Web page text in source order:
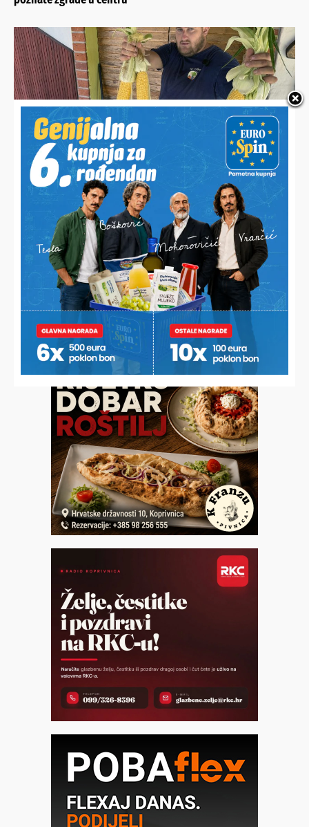
OD RADA I TRUDA OSTALE SU SAMO PUNE NJIVE
Nitko ne želi otkupiti Josipovih 5.000 klipova kukuruza
šećerca pa ih sada besplatno dijeli